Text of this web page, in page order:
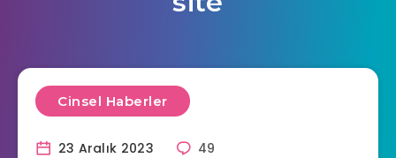
Cinsel Haberler
23 Aralık 2023 49